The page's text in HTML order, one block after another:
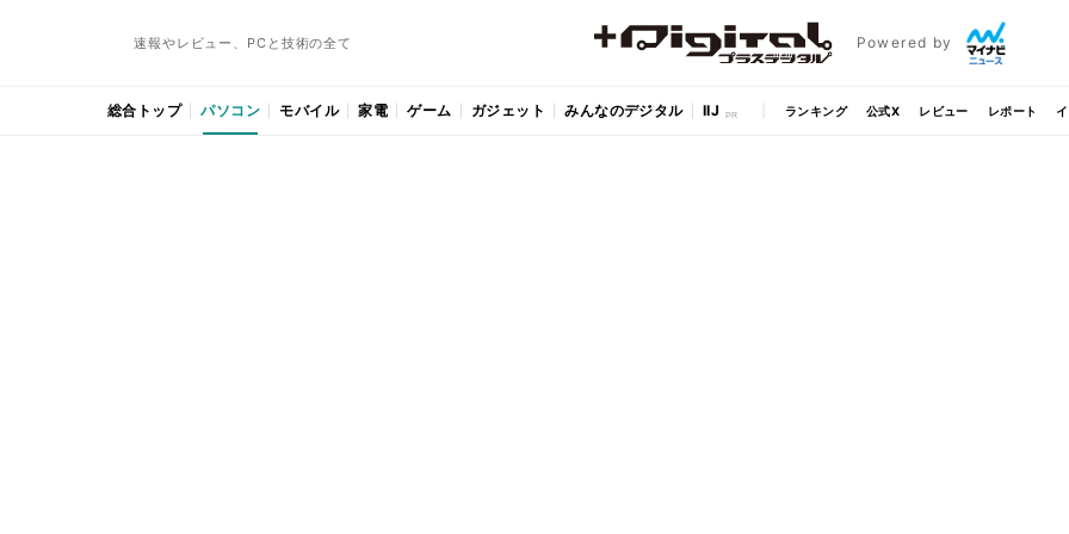
速報やレビュー、PCと技術の全て Powered by
総合トップ パソコン モバイル 家電 ゲーム ガジェット みんなのデジタル IIJ ランキング 公式X レビュー レポート